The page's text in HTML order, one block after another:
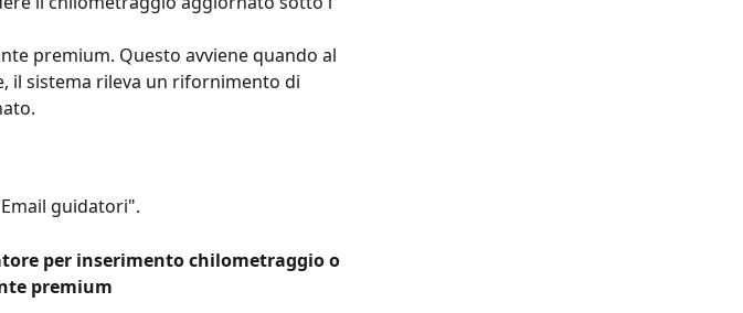
premium. Questo avviene quando al
il sistema rileva un rifornimento di
guidatori".
per inserimento chilometraggio o
premium